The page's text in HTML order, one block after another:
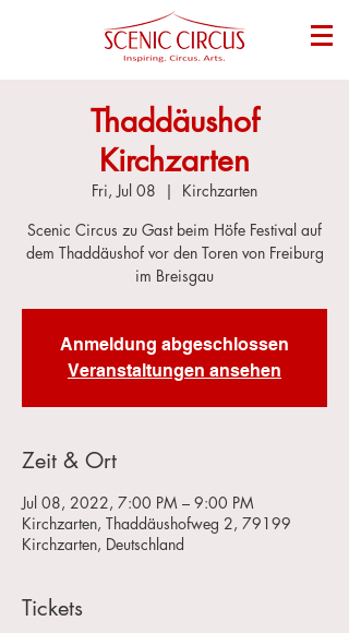
Thaddäushof
Kirchzarten
Fri, Jul 08
  |
Kirchzarten
Scenic Circus zu Gast beim Höfe Festival auf
dem Thaddäushof vor den Toren von Freiburg
im Breisgau
Anmeldung abgeschlossen
Veranstaltungen ansehen
Zeit & Ort
Jul 08, 2022, 7:00 PM – 9:00 PM
Kirchzarten, Thaddäushofweg 2, 79199
Kirchzarten, Deutschland
Tickets